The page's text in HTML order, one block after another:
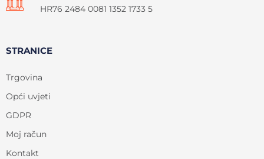
HR76 2484 0081 1352 1733 5
STRANICE
Trgovina
Opći uvjeti
GDPR
Moj račun
Kontakt